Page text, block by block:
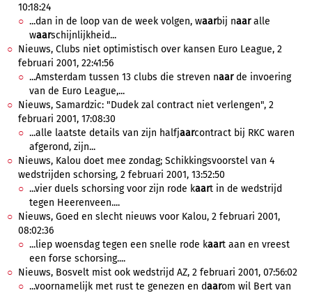
10:18:24
...dan in de loop van de week volgen, waarbij naaralle
waarschijnlijkheid...
Nieuws, Clubs niet optimistisch over kansen Euro League, 2
februari 2001, 22:41:56
...Amsterdam tussen 13 clubs die streven naarde invoering
van de Euro League,...
Nieuws, Samardzic: "Dudek zal contract niet verlengen", 2
februari 2001, 17:08:30
...alle laatste details van zijn halfjaarcontract bij RKC waren
afgerond, zijn...
Nieuws, Kalou doet mee zondag; Schikkingsvoorstel van 4
wedstrijden schorsing, 2 februari 2001, 13:52:50
...vier duels schorsing voor zijn rode kaart in de wedstrijd
tegen Heerenveen....
Nieuws, Goed en slecht nieuws voor Kalou, 2 februari 2001,
08:02:36
...liep woensdag tegen een snelle rode kaart aan en vreest
een forse schorsing....
Nieuws, Bosvelt mist ook wedstrijd AZ, 2 februari 2001, 07:56:02
...voornamelijk met rust te genezen en daarom wil Bert van